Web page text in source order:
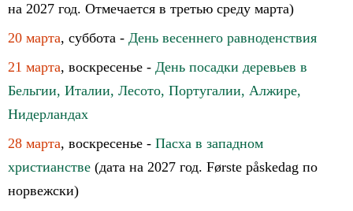
на 2027 год. Отмечается в третью среду марта)
20 марта, суббота - День весеннего равноденствия
21 марта, воскресенье - День посадки деревьев в
Бельгии, Италии, Лесото, Португалии, Алжире,
Нидерландах
28 марта, воскресенье - Пасха в западном
христианстве (дата на 2027 год. Første påskedag по
норвежски)